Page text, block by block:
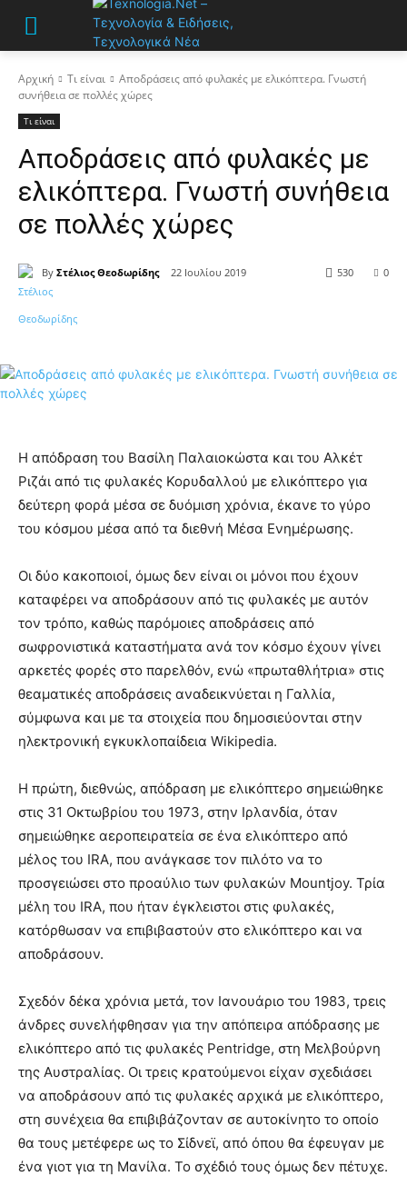
Αρχική Τι είναι
Αποδράσεις από φυλακές με ελικόπτερα. Γνωστή
συνήθεια σε πολλές χώρες
Τι είναι
Αποδράσεις από φυλακές με
ελικόπτερα. Γνωστή συνήθεια
σε πολλές χώρες
By Στέλιος Θεοδωρίδης 22 Ιουλίου 2019 0
530
Η απόδραση του Βασίλη Παλαιοκώστα και του Αλκέτ
Ριζάι από τις φυλακές Κορυδαλλού με ελικόπτερο για
δεύτερη φορά μέσα σε δυόμιση χρόνια, έκανε το γύρο
του κόσμου μέσα από τα διεθνή Μέσα Ενημέρωσης.
Οι δύο κακοποιοί, όμως δεν είναι οι μόνοι που έχουν
καταφέρει να αποδράσουν από τις φυλακές με αυτόν
τον τρόπο, καθώς παρόμοιες αποδράσεις από
σωφρονιστικά καταστήματα ανά τον κόσμο έχουν γίνει
αρκετές φορές στο παρελθόν, ενώ «πρωταθλήτρια» στις
θεαματικές αποδράσεις αναδεικνύεται η Γαλλία,
σύμφωνα και με τα στοιχεία που δημοσιεύονται στην
ηλεκτρονική εγκυκλοπαίδεια Wikipedia.
Η πρώτη, διεθνώς, απόδραση με ελικόπτερο σημειώθηκε
στις 31 Οκτωβρίου του 1973, στην Ιρλανδία, όταν
σημειώθηκε αεροπειρατεία σε ένα ελικόπτερο από
μέλος του IRA, που ανάγκασε τον πιλότο να το
προσγειώσει στο προαύλιο των φυλακών Mountjoy. Τρία
μέλη του IRA, που ήταν έγκλειστοι στις φυλακές,
κατόρθωσαν να επιβιβαστούν στο ελικόπτερο και να
αποδράσουν.
Σχεδόν δέκα χρόνια μετά, τον Ιανουάριο του 1983, τρεις
άνδρες συνελήφθησαν για την απόπειρα απόδρασης με
ελικόπτερο από τις φυλακές Pentridge, στη Μελβούρνη
της Αυστραλίας. Οι τρεις κρατούμενοι είχαν σχεδιάσει
να αποδράσουν από τις φυλακές αρχικά με ελικόπτερο,
στη συνέχεια θα επιβιβάζονταν σε αυτοκίνητο το οποίο
θα τους μετέφερε ως το Σίδνεϊ, από όπου θα έφευγαν με
ένα γιοτ για τη Μανίλα. Το σχέδιό τους όμως δεν πέτυχε.